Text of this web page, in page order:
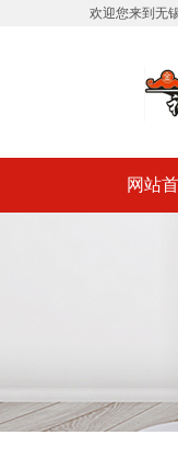
欢迎您来到无
网站